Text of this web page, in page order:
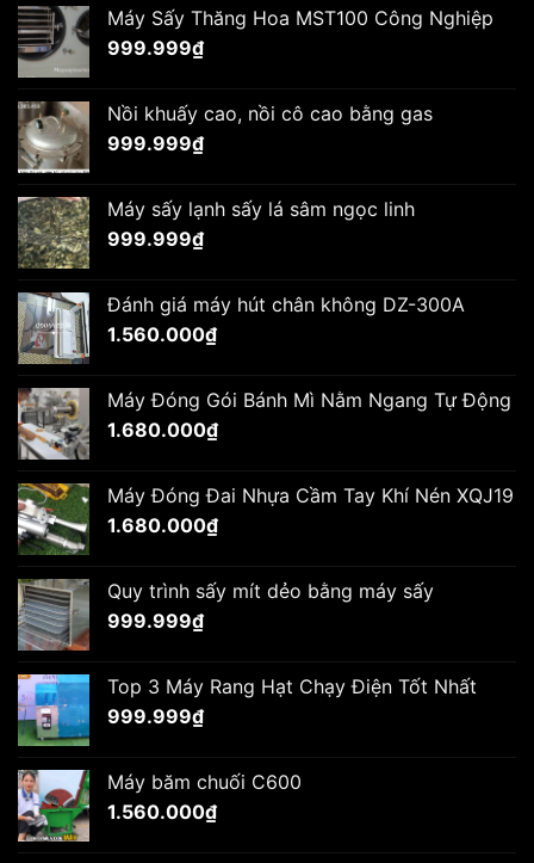
Máy Sấy Thăng Hoa MST100 Công Nghiệp
999.999₫
Nồi khuấy cao, nồi cô cao bằng gas
999.999₫
Máy sấy lạnh sấy lá sâm ngọc linh
999.999₫
Đánh giá máy hút chân không DZ-300A
1.560.000₫
Máy Đóng Gói Bánh Mì Nằm Ngang Tự Động
1.680.000₫
Máy Đóng Đai Nhựa Cầm Tay Khí Nén XQJ19
1.680.000₫
Quy trình sấy mít dẻo bằng máy sấy
999.999₫
Top 3 Máy Rang Hạt Chạy Điện Tốt Nhất
999.999₫
Máy băm chuối C600
1.560.000₫